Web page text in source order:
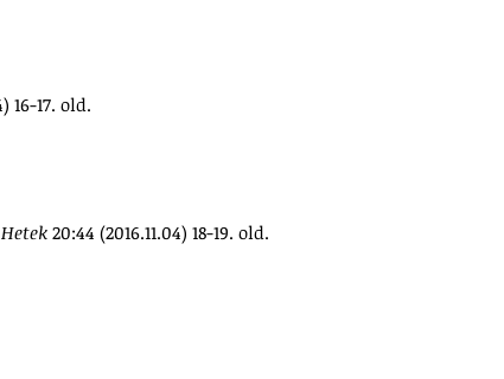
16-17. old.
Hetek 20:44 (2016.11.04) 18-19. old.